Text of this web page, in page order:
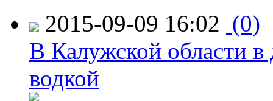
2015-09-09 16:02 (0)
В Калужской области в
водкой